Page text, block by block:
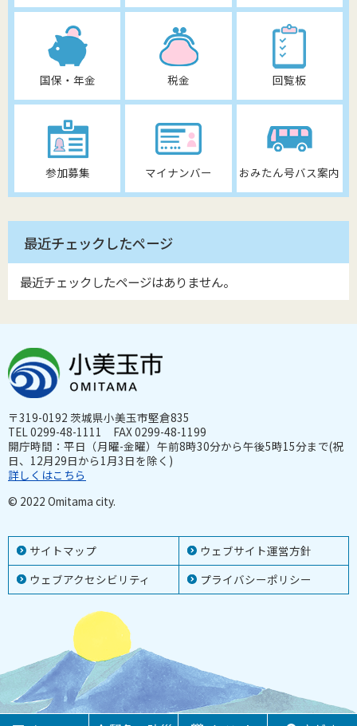
国保・年金 税金 回覧板
参加募集 マイナンバー おみたん号バス案内
最近チェックしたページ
最近チェックしたページはありません。
サイトマップ
ウェブサイト運営方針
ウェブアクセシビリティ
プライバシーポリシー
〒319-0192 茨城県小美玉市堅倉835
TEL 0299-48-1111 FAX 0299-48-1199
開庁時間：平日（月曜-金曜）午前8時30分から午後5時15分まで(祝
日、12月29日から1月3日を除く)
詳しくはこちら
© 2022 Omitama city.